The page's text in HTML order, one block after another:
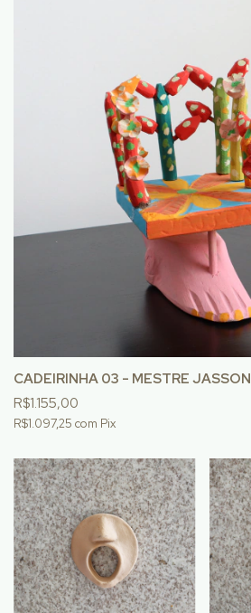
CADEIRINHA 03 - MESTRE JASSON
R$1.155,00
R$1.097,25 com Pix